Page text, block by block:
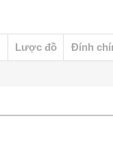
Lược đồ Đính